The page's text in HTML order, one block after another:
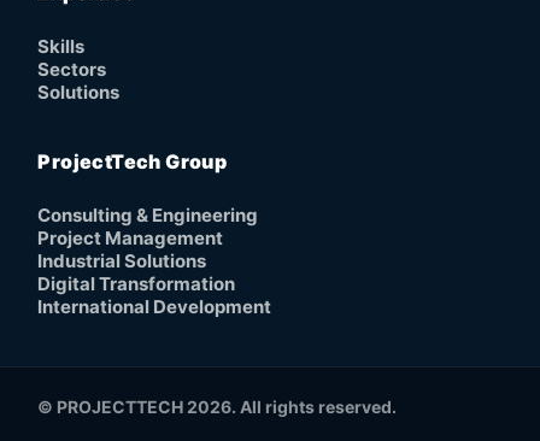
Skills
Sectors
Solutions
ProjectTech Group
Consulting & Engineering
Project Management
Industrial Solutions
Digital Transformation
International Development
© PROJECTTECH 2026. All rights reserved.